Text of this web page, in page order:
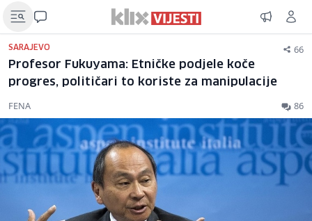
SARAJEVO 66
Profesor Fukuyama: Etničke podjele koče
progres, političari to koriste za manipulacije
FENA 86